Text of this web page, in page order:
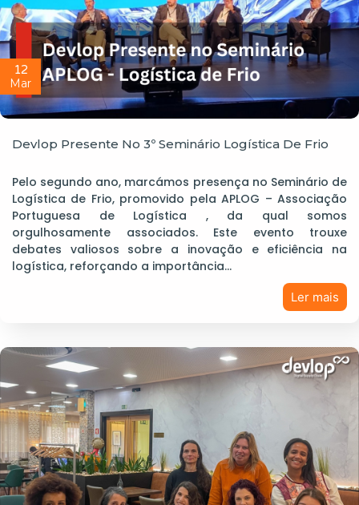
12
Mar
Devlop Presente No 3º Seminário Logística De Frio
Pelo segundo ano, marcámos presença no Seminário de
Logística de Frio, promovido pela APLOG – Associação
Portuguesa de Logística , da qual somos
orgulhosamente associados. Este evento trouxe
debates valiosos sobre a inovação e eficiência na
logística, reforçando a importância…
Ler mais